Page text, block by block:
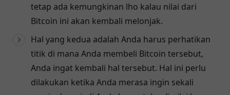
tetap ada kemungkinan lho kalau nilai dari
Bitcoin ini akan kembali melonjak.
Hal yang kedua adalah Anda harus perhatikan
titik di mana Anda membeli Bitcoin tersebut,
Anda ingat kembali hal tersebut. Hal ini perlu
dilakukan ketika Anda merasa ingin sekali